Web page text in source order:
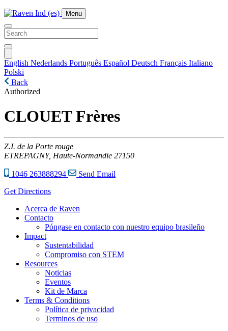
Menu
English Nederlands Português Español Deutsch Français Italiano
Polski
Back
Authorized
CLOUET Frères
Z.I. de la Porte rouge
ETREPAGNY, Haute-Normandie 27150
1046 263888294
Send Email
Get Directions
Acerca de Raven
Contacto
Póngase en contacto con nuestro equipo brasileño
Impact
Sustentabilidad
Compromiso con STEM
Resources
Noticias
Eventos
Kit de Marca
Terms & Conditions
Política de privacidad
Terminos de uso